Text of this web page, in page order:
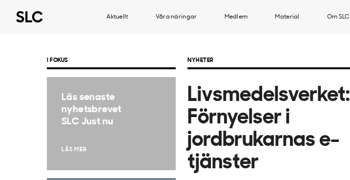
Aktuellt Våra näringar Medlem Material Om SLC
NYHETER
Livsmedelsverket:
Förnyelser i
jordbrukarnas e-
tjänster
I FOKUS
Läs senaste
nyhetsbrevet
SLC Just nu
LÄS MER